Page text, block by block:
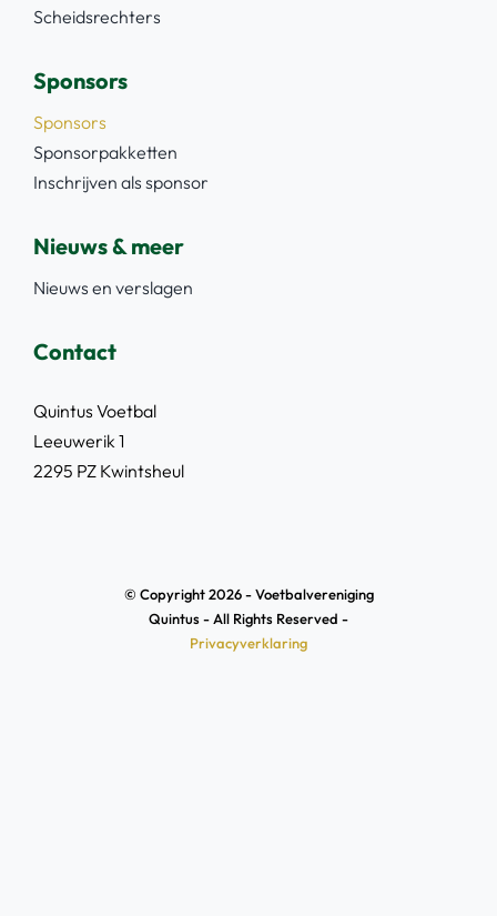
Scheidsrechters
Sponsors
Sponsors
Sponsorpakketten
Inschrijven als sponsor
Nieuws & meer
Nieuws en verslagen
Contact
Quintus Voetbal
Leeuwerik 1
2295 PZ Kwintsheul
© Copyright 2026 - Voetbalvereniging
Quintus - All Rights Reserved -
Privacyverklaring